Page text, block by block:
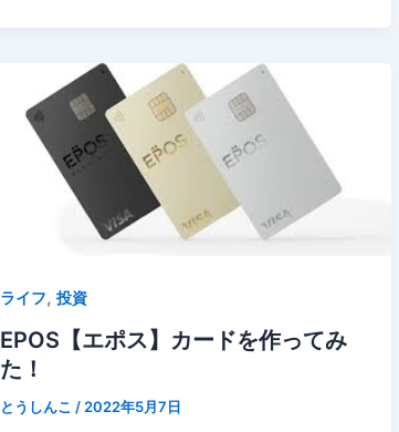
ライフ, 投資
EPOS【エポス】カードを作ってみ
た！
とうしんこ / 2022年5月7日